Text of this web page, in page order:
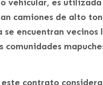
vehicular, es
camiones de alto
encuentran vecinos
contrato